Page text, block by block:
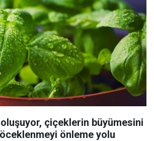
çiçeklerin büyümesini
önleme yolu